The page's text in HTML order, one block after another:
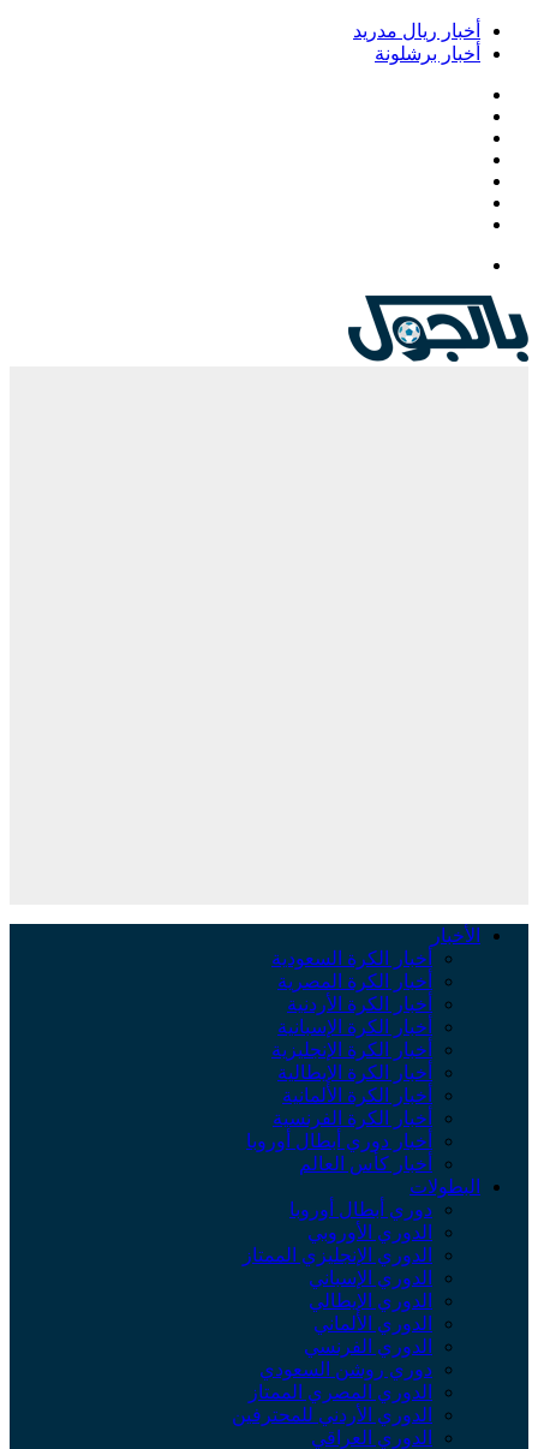
أخبار ريال مدريد
أخبار برشلونة
الأخبار
أخبار الكرة السعودية
أخبار الكرة المصرية
أخبار الكرة الأردنية
أخبار الكرة الإسبانية
أخبار الكرة الإنجليزية
أخبار الكرة الإيطالية
أخبار الكرة الألمانية
أخبار الكرة الفرنسية
أخبار دوري أبطال أوروبا
أخبار كأس العالم
البطولات
دوري أبطال أوروبا
الدوري الأوروبي
الدوري الإنجليزي الممتاز
الدوري الإسباني
الدوري الإيطالي
الدوري الألماني
الدوري الفرنسي
دوري روشن السعودي
الدوري المصري الممتاز
الدوري الأردني للمحترفين
الدوري العراقي